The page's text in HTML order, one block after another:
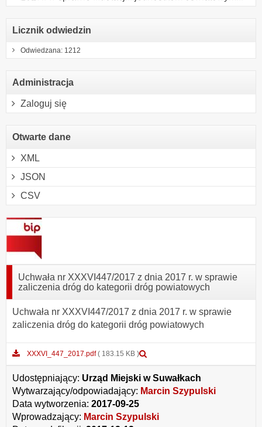
Licznik odwiedzin
Odwiedzana: 1212
Administracja
Zaloguj się
Otwarte dane
XML
JSON
CSV
Uchwała nr XXXVI447/2017 z dnia 2017 r. w sprawie
zaliczenia dróg do kategorii dróg powiatowych
Uchwała nr XXXVI447/2017 z dnia 2017 r. w sprawie
zaliczenia dróg do kategorii dróg powiatowych
XXXVI_447_2017.pdf ( 183.15 KB )
XXXVI_447_2017.pdf
Udostępniający: Urząd Miejski w Suwałkach
Wytwarzający/odpowiadający: Marcin Szypulski
Data wytworzenia: 2017-09-25
Wprowadzający: Marcin Szypulski